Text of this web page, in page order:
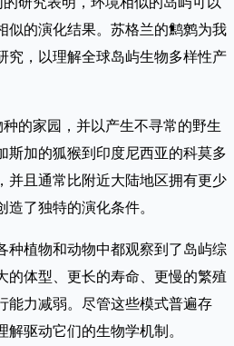
似的演化结果。苏格兰的鹪鹩为我
究，以理解全球岛屿生物多样性产
种的家园，并以产生不寻常的野生
斯加的狐猴到印度尼西亚的科莫多
并且通常比附近大陆地区拥有更少
了独特的演化条件。
种植物和动物中都观察到了岛屿综
的体型、更长的寿命、更慢的繁殖
能力减弱。尽管这些模式普遍存
驱动它们的生物学机制。